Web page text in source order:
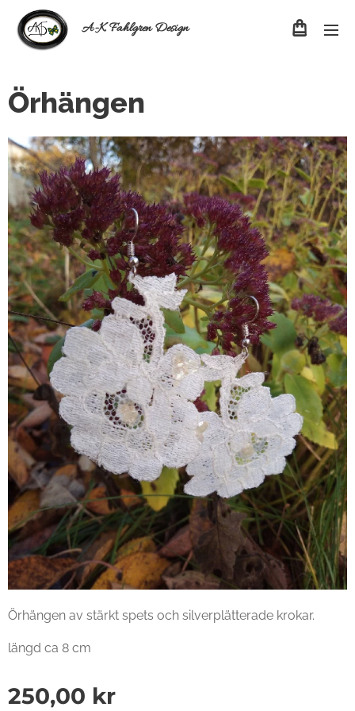
A-K Fahlgren Design
Örhängen
Örhängen av stärkt spets och silverplätterade krokar.
längd ca 8 cm
250,00 kr